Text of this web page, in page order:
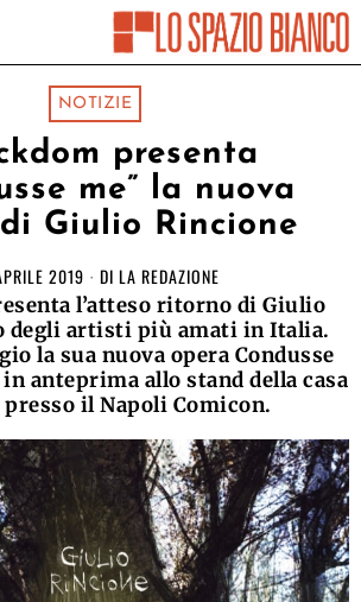
NOTIZIE
presenta
me” la nuova
Giulio Rincione
2019 DI LA REDAZIONE
l’atteso ritorno di Giulio
degli artisti più amati in Italia.
la sua nuova opera Condusse
anteprima allo stand della casa
il Napoli Comicon.